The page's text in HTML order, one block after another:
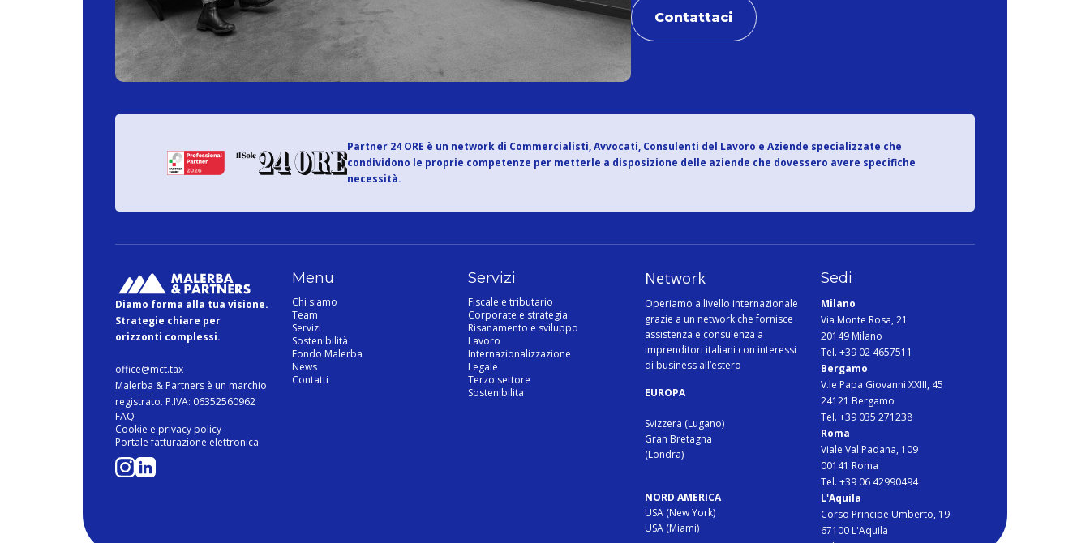
Contattaci
Partner 24 ORE è un network di Commercialisti, Avvocati, Consulenti del Lavoro e Aziende specializzate che
condividono le proprie competenze per metterle a disposizione delle aziende che dovessero avere specifiche
necessità.
Diamo forma alla tua visione.
Strategie chiare per
orizzonti complessi.
office@mct.tax
Malerba & Partners è un marchio
registrato. P.IVA: 06352560962
FAQ
Cookie e privacy policy
Portale fatturazione elettronica
Menu
Chi siamo
Team
Servizi
Sostenibilità
Fondo Malerba
News
Contatti
Servizi
Fiscale e tributario
Corporate e strategia
Risanamento e sviluppo
Lavoro
Internazionalizzazione
Legale
Terzo settore
Sostenibilita
Network
Operiamo a livello internazionale
grazie a un network che fornisce
assistenza e consulenza a
imprenditori italiani con interessi
di business all’estero
EUROPA
Svizzera (Lugano)
Gran Bretagna
(Londra)
NORD AMERICA
USA (New York)
USA (Miami)
Sedi
Milano
Via Monte Rosa, 21
20149 Milano
Tel. +39 02 4657511
Bergamo
V.le Papa Giovanni XXIII, 45
24121 Bergamo
Tel. +39 035 271238
Roma
Viale Val Padana, 109
00141 Roma
Tel. +39 06 42990494
L'Aquila
Corso Principe Umberto, 19
67100 L'Aquila